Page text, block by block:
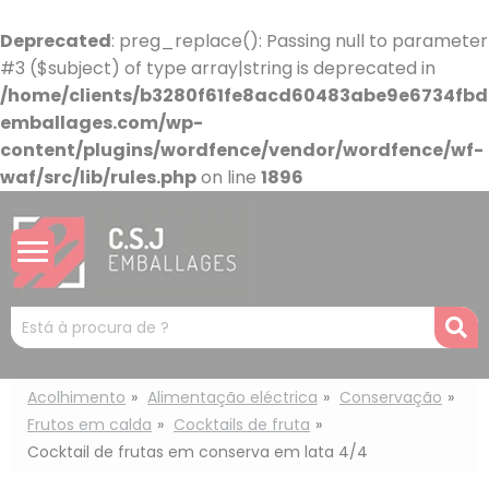
Deprecated: preg_replace(): Passing null to parameter
#3 ($subject) of type array|string is deprecated in
/home/clients/
emballages.com/wp-
content/plugins/wordfence/vendor/wordfence/wf-
waf/src/lib/rules.phpon line 1896
Mots
clés
:
Acolhimento Alimentação eléctrica
Conservação
Frutos em calda
Cocktails de fruta
Cocktail de frutas em conserva em lata 4/4